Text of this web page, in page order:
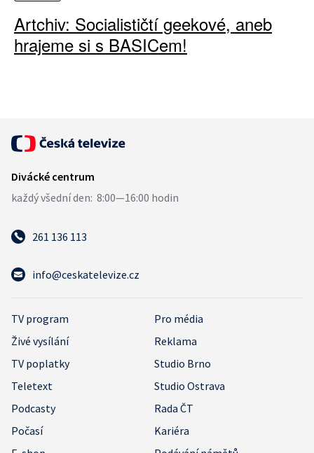
Artchiv: Socialističtí geekové, aneb
hrajeme si s BASICem!
261 136 113
info@ceskatelevize.cz
TV program
Pro média
Živé vysílání
Reklama
TV poplatky
Studio Brno
Teletext
Studio Ostrava
Podcasty
Rada ČT
Počasí
Kariéra